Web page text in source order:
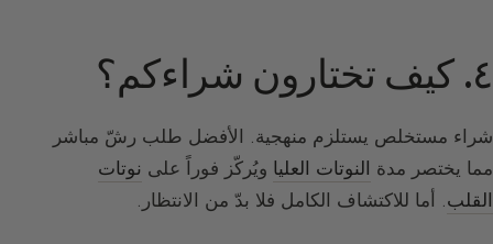
٤. كيف تختارون شراءكم؟
شراء مستخلص يستلزم منهجية. الأفضل طلب رشّ مباشر
مما يختصر مدة النوتات العليا ويُركّز فوراً على نوتات
القلب. أما للاكتشاف الكامل فلا بدّ من الانتظار.